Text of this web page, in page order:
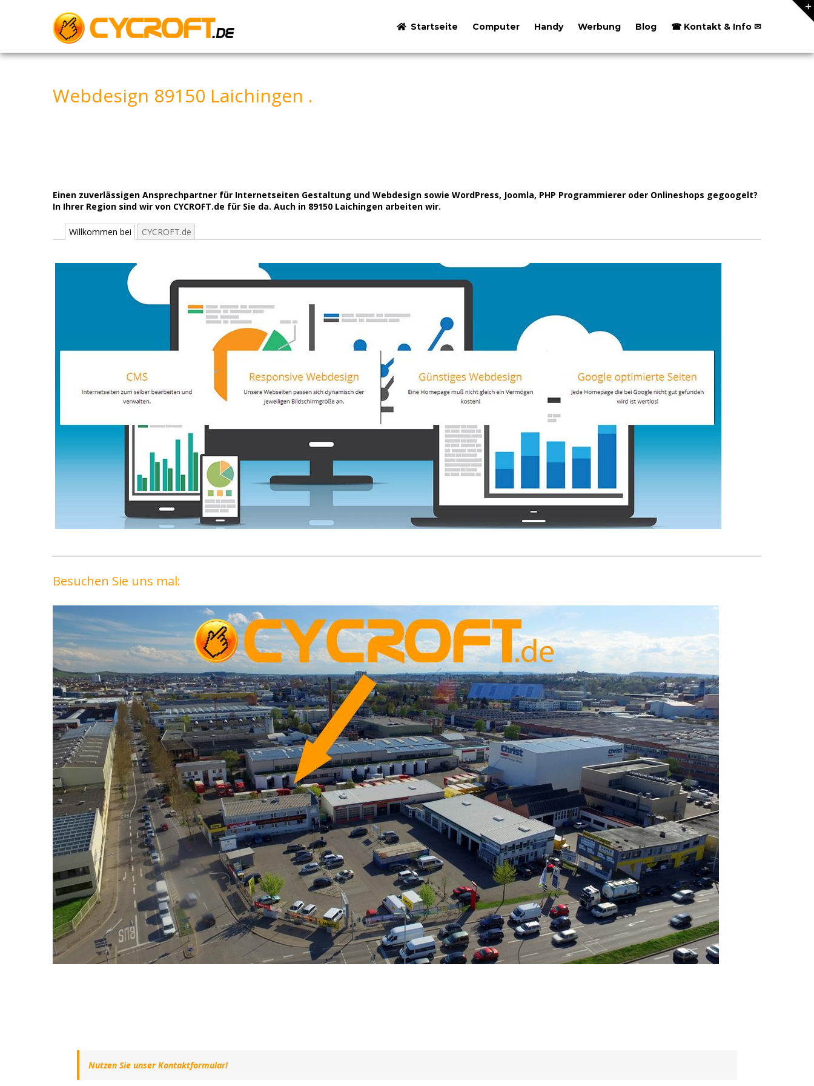
Startseite Computer Handy Werbung Blog ☎ Kontakt & Info ✉
Webdesign 89150 Laichingen .
Einen zuverlässigen Ansprechpartner für Internetseiten Gestaltung und Webdesign sowie WordPress, Joomla, PHP Programmierer oder Onlineshops gegoogelt?
In Ihrer Region sind wir von CYCROFT.de für Sie da. Auch in 89150 Laichingen arbeiten wir.
Willkommen bei CYCROFT.de
Besuchen Sie uns mal:
Nutzen Sie unser Kontaktformular!